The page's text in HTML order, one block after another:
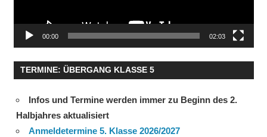
00:00 02:03
TERMINE: ÜBERGANG KLASSE 5
Infos und Termine werden immer zu Beginn des 2.
Halbjahres aktualisiert
Anmeldetermine 5. Klasse 2026/2027